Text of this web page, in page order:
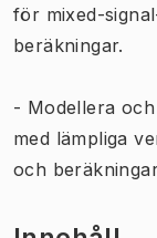
för mixed-
beräkningar.
- Modellera
med lämpliga
och